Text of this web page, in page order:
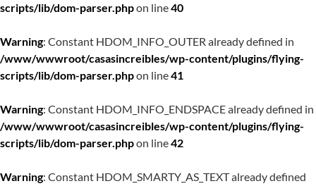
scripts/lib/dom-parser.phpon line40
Warning: Constant HDOM_INFO_OUTER already defined in
/www/wwwroot/casasincreibles/wp-content/plugins/flying-
scripts/lib/dom-parser.phpon line41
Warning: Constant HDOM_INFO_ENDSPACE already defined in
/www/wwwroot/casasincreibles/wp-content/plugins/flying-
scripts/lib/dom-parser.phpon line42
Warning: Constant HDOM_SMARTY_AS_TEXT already defined